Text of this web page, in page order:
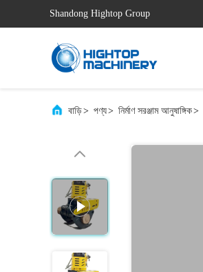
Shandong Hightop Group
বাড়ি> পণ্য> নির্মাণ সরঞ্জাম আনুষাঙ্গিক>